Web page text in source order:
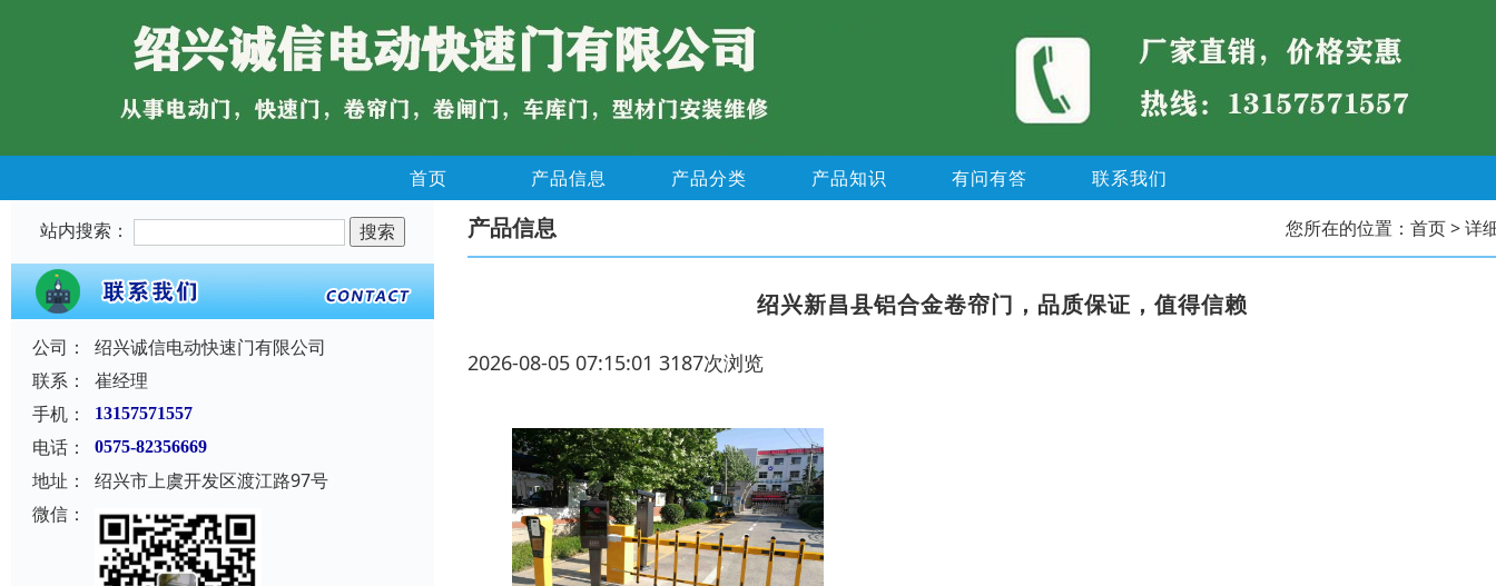
首页 产品信息 产品分类 产品知识 有问有答 联系我们
站内搜索：
公司：
绍兴诚信电动快速门有限公司
联系：
崔经理
手机：
13157571557
电话： 0575-82356669
地址：
绍兴市上虞开发区渡江路97号
微信：
产品信息 您所在的位置： 首页> 详
绍兴新昌县铝合金卷帘门，品质保证，值得信赖
2026-08-05 07:15:01 3187次浏览